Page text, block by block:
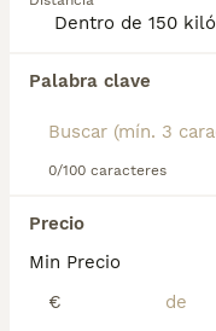
Palabra clave
0/100 caracteres
Precio
Min Precio
€
Norfolk Terrier
para
Encontramos 0
Si deseas
búsqueda y
Preguntas